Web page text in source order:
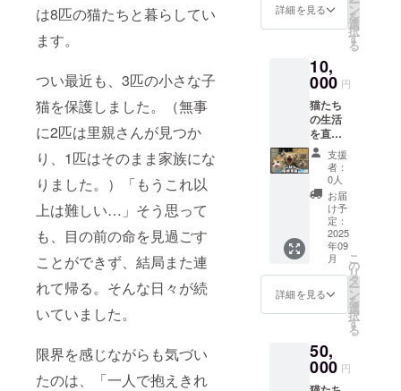
は8匹の猫たちと暮らしてい
ます。
つい最近も、3匹の小さな子
猫を保護しました。（無事
に2匹は里親さんが見つか
り、1匹はそのまま家族にな
りました。）「もうこれ以
上は難しい…」そう思って
も、目の前の命を見過ごす
ことができず、結局また連
れて帰る。そんな日々が続
いていました。
限界を感じながらも気づい
たのは、「一人で抱えきれ
心より
お待ち
後、製
ます
（発送
4週間後
を予
定） T
シャツ1
枚で猫
の命を
支える
力にな
りま
す。 ご
参加、
心より
してい
ます！
す。 サ
イズ：S
ニセッ
クス）
素材：
綿100％
カ
ラー：
ホワイ
ント：
フロン
ト中央
にニャ
ロスオ
リジナ
ルキャ
ラク
ターの
ラファ
ン終了
の秘蔵
ブロマ
イド
真）」
をお送
りしま
す。 形
式：デ
ジタル
写真
（ダウ
ンロー
ド形
式） お
届け方
法：
メール
または
LINEに
てお送
援者限
定の、
とって
詳細を見る ン
を
選
択
す
る
10,
000 円
猫たち
の生活
を直接
支えて
くださ
るご支
援への
感謝と
して、
「ニャ
ロスで
暮らす
猫たち
の秘蔵
ブロマ
イド
真）」
をお送
りしま
支援
者：
0人
お届
け予
定：
2025
年09
月
詳細を見る
こ
の
リ
タ
ー
ン
を
選
択
す
る
50,
000 円